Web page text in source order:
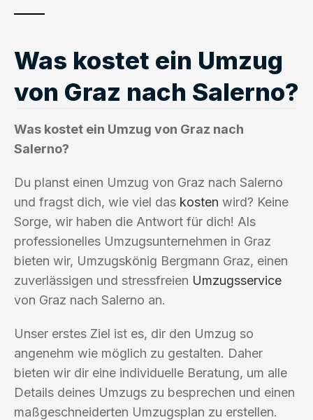
Was kostet ein Umzug
von Graz nach Salerno?
Was kostet ein Umzug von Graz nach
Salerno?
Du planst einen Umzug von Graz nach Salerno
und fragst dich, wie viel das kosten wird? Keine
Sorge, wir haben die Antwort für dich! Als
professionelles Umzugsunternehmen in Graz
bieten wir, Umzugskönig Bergmann Graz, einen
zuverlässigen und stressfreien Umzugsservice
von Graz nach Salerno an.
Unser erstes Ziel ist es, dir den Umzug so
angenehm wie möglich zu gestalten. Daher
bieten wir dir eine individuelle Beratung, um alle
Details deines Umzugs zu besprechen und einen
maßgeschneiderten Umzugsplan zu erstellen.